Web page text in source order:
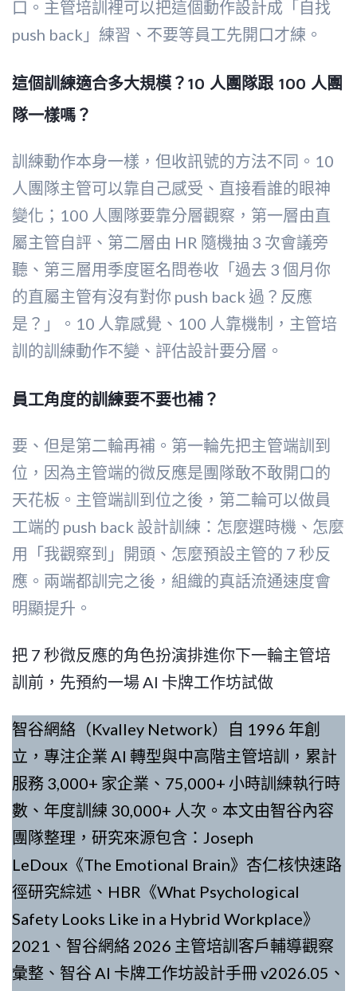
口。主管培訓裡可以把這個動作設計成「自找
push back」練習、不要等員工先開口才練。
這個訓練適合多大規模？10 人團隊跟 100 人團
隊一樣嗎？
訓練動作本身一樣，但收訊號的方法不同。10
人團隊主管可以靠自己感受、直接看誰的眼神
變化；100 人團隊要靠分層觀察，第一層由直
屬主管自評、第二層由 HR 隨機抽 3 次會議旁
聽、第三層用季度匿名問卷收「過去 3 個月你
的直屬主管有沒有對你 push back 過？反應
是？」。10 人靠感覺、100 人靠機制，主管培
訓的訓練動作不變、評估設計要分層。
員工角度的訓練要不要也補？
要、但是第二輪再補。第一輪先把主管端訓到
位，因為主管端的微反應是團隊敢不敢開口的
天花板。主管端訓到位之後，第二輪可以做員
工端的 push back 設計訓練：怎麼選時機、怎麼
用「我觀察到」開頭、怎麼預設主管的 7 秒反
應。兩端都訓完之後，組織的真話流通速度會
明顯提升。
把 7 秒微反應的角色扮演排進你下一輪主管培
訓前，先預約一場 AI 卡牌工作坊試做
智谷網絡（Kvalley Network）自 1996 年創
立，專注企業 AI 轉型與中高階主管培訓，累計
服務 3,000+ 家企業、75,000+ 小時訓練執行時
數、年度訓練 30,000+ 人次。本文由智谷內容
團隊整理，研究來源包含：Joseph
LeDoux《The Emotional Brain》杏仁核快速路
徑研究綜述、HBR《What Psychological
Safety Looks Like in a Hybrid Workplace》
2021、智谷網絡 2026 主管培訓客戶輔導觀察
彙整、智谷 AI 卡牌工作坊設計手冊 v2026.05、